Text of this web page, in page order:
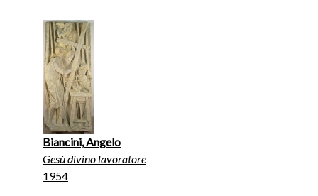
Biancini, Angelo
Gesù divino lavoratore
1954